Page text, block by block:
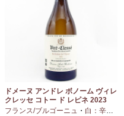
ドメーヌ アンドレ ボノーム ヴィレ
クレッセ コトー ド レピネ 2023
750ml
フランス/ブルゴーニュ ・ 白：辛口